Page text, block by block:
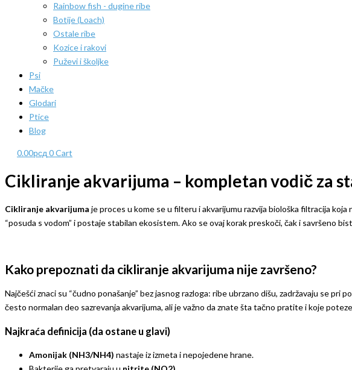
Rainbow fish - dugine ribe
Botije (Loach)
Ostale ribe
Kozice i rakovi
Puževi i školjke
Psi
Mačke
Glodari
Ptice
Blog
0.00рсд 0Cart
Cikliranje akvarijuma – kompletan vodič za
Cikliranje akvarijuma je proces u kome se u filteru i akvarijumu razvija biološka filtracija
“posuda s vodom” i postaje stabilan ekosistem. Ako se ovaj korak preskoči, čak i savršeno
Kako prepoznati da cikliranje akvarijuma nije završeno?
Najčešći znaci su “čudno ponašanje” bez jasnog razloga: ribe ubrzano dišu, zadržavaju se
često normalan deo sazrevanja akvarijuma, ali je važno da znate šta tačno pratite i koje
Najkraća definicija (da ostane u glavi)
Amonijak (NH3/NH4) nastaje iz izmeta i nepojedene hrane.